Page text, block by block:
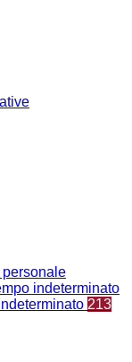
indeterminato
213